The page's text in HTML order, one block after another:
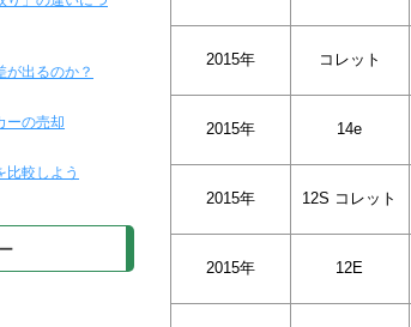
2015年 コレット
2015年 14e
2015年 12S コレット
2015年 12E
が出るのか？
ーの売却
比較しよう